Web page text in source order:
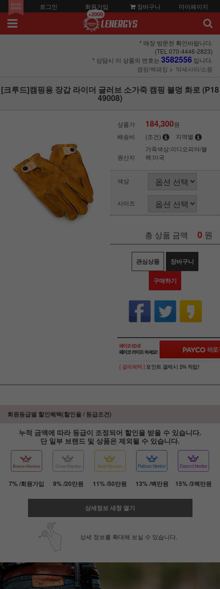
로그인 회원가입
+2000
장바구니 마이페이지
* 매장 방문전 확인바랍니다.
(TEL 070-4446-2823)
* 상담시 이 상품의 번호는 3582556 입니다.
캠핑/백패킹
악세사리/소품
[크루드]캠핑용 장갑 라이더 글러브 소가죽 캠핑 불멍 화로 (P18
49008)
상품가 184,300원
배송비
(조건) 지역별
원산지
가죽색상:이디오피아/블
랙:미국
색상
사이즈
총 상품 금액 0 원
관심상품 장바구니
구매하기
[ 결제혜택 ] 포인트 결제시 1% 적립!
회원등급별 할인혜택(할인율 / 등급조건)
누적 금액에 따라 등급이 조정되어 할인을 받을 수 있습니다.
단 일부 브랜드 및 상품은 제외될 수 있습니다.
7% /회원가입 9% /20만원 11% /50만원 13% /백만원 15% /3백만원
상세정보 새창 열기
상세 정보를 확대해 보실 수 있습니다.